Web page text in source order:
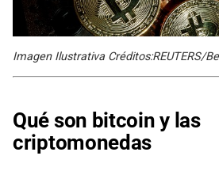
Imagen Ilustrativa Créditos:REUTERS/
Qué son bitcoin y las
criptomonedas